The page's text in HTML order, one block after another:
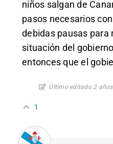
niños salgan de
pasos necesarios
debidas pausas para
situación del
entonces que el
Último editado 2
1